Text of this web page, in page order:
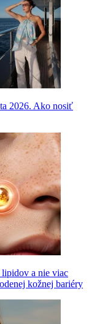
2026. Ako nosiť
a nie viac
kožnej bariéry